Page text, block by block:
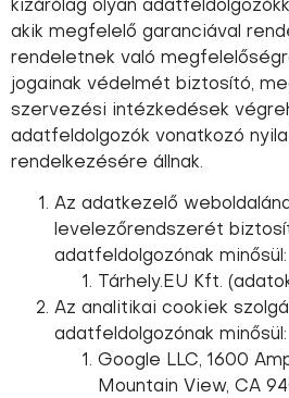
kizárólag olyan
akik megfelelő garanciával
rendeletnek való
jogainak védelmét biztosító,
szervezési intézkedések
adatfeldolgozók vonatkozó
rendelkezésére állnak.
Az adatkezelő
levelezőrendszerét
adatfeldolgozónak minősül:
Tárhely.EU Kft.
Az analitikai cookiek
adatfeldolgozónak minősül:
Google LLC, 1600
Mountain View, CA